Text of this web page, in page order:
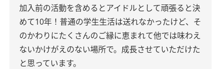
加入前の活動を含めるとアイドルとして頑張ると決
めて10年！ 普通の学生生活は送れなかったけど、 そ
のかわりにたくさんのご縁に恵まれて他では味わえ
ないかけがえのない場所で。成長させていただけた
と思っています。